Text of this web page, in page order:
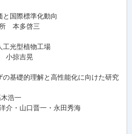
と国際標準化動向
本多啓三
工光型植物工場
小掠吉晃
の基礎的理解と高性能化に向けた研究
浩一
介・山口晋一・永田秀海